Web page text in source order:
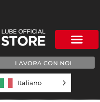
LAVORA CON NOI
Italiano